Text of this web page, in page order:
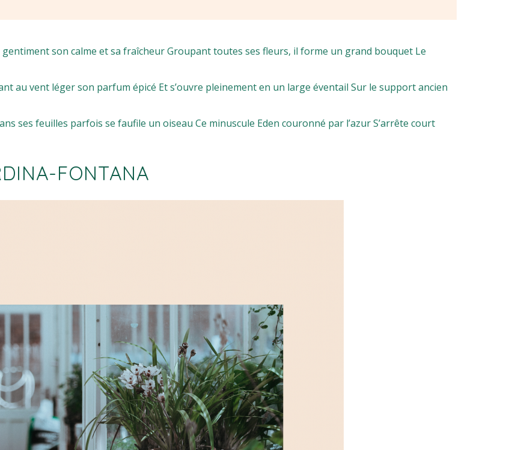
son calme et sa fraîcheur Groupant toutes ses fleurs, il forme un grand bouquet Le
au vent léger son parfum épicé Et s’ouvre pleinement en un large éventail Sur le support ancien
ses feuilles parfois se faufile un oiseau Ce minuscule Eden couronné par l’azur S’arrête court
FONTANA